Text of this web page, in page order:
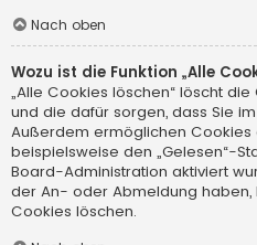
Nach oben
Wozu ist die Funktion „Alle
„Alle Cookies löschen“ löscht
und die dafür sorgen, dass Sie
Außerdem ermöglichen Cookies
beispielsweise den „Gelesen“-
Board-Administration aktiviert
der An- oder Abmeldung haben,
Cookies löschen.